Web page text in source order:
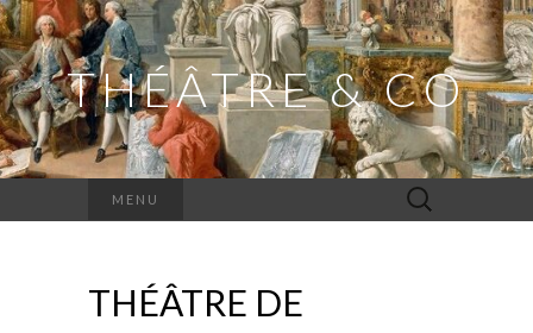
THÉÂTRE & CO
MENU Rechercher :
THÉÂTRE DE